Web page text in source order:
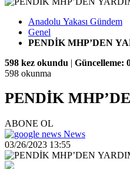
Anadolu Yakası Gündem
Genel
PENDİK MHP’DEN
598 kez okundu | Güncelleme:
598 okunma
PENDİK
ABONE OL
News
03/26/2023 13:55